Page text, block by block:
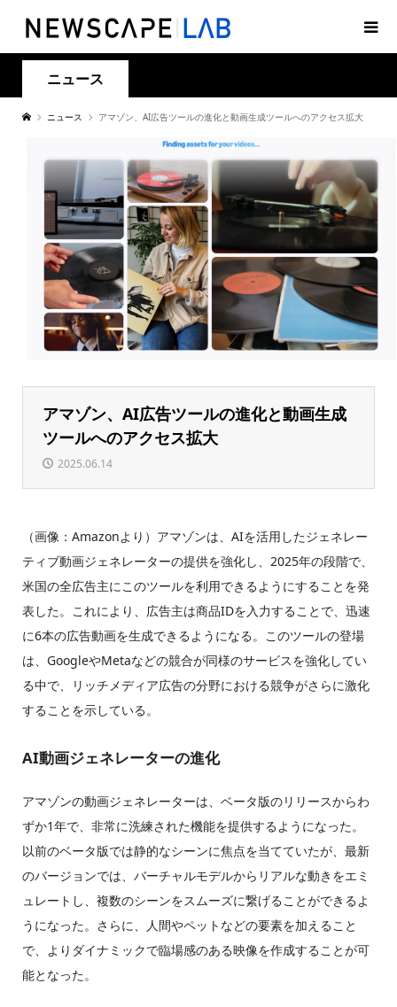
ニュース
ニュース アマゾン、AI広告ツールの進化と動画生成ツールへのアクセス拡大
アマゾン、AI広告ツールの進化と動画生成
ツールへのアクセス拡大
2025.06.14
（画像：Amazonより）アマゾンは、AIを活用したジェネレー
ティブ動画ジェネレーターの提供を強化し、2025年の段階で、
米国の全広告主にこのツールを利用できるようにすることを発
表した。これにより、広告主は商品IDを入力することで、迅速
に6本の広告動画を生成できるようになる。このツールの登場
は、GoogleやMetaなどの競合が同様のサービスを強化してい
る中で、リッチメディア広告の分野における競争がさらに激化
することを示している。
AI動画ジェネレーターの進化
アマゾンの動画ジェネレーターは、ベータ版のリリースからわ
ずか1年で、非常に洗練された機能を提供するようになった。
以前のベータ版では静的なシーンに焦点を当てていたが、最新
のバージョンでは、バーチャルモデルからリアルな動きをエミ
ュレートし、複数のシーンをスムーズに繋げることができるよ
うになった。さらに、人間やペットなどの要素を加えること
で、よりダイナミックで臨場感のある映像を作成することが可
能となった。